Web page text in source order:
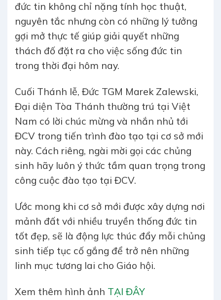
đức tin không chỉ nặng tính học thuật,
nguyên tắc nhưng còn có những lý tưởng
gợi mở thực tế giúp giải quyết những
thách đố đặt ra cho việc sống đức tin
trong thời đại hôm nay.
Cuối Thánh lễ, Đức TGM Marek Zalewski,
Đại diện Tòa Thánh thường trú tại Việt
Nam có lời chúc mừng và nhắn nhủ tới
ĐCV trong tiến trình đào tạo tại cơ sở mới
này. Cách riêng, ngài mời gọi các chủng
sinh hãy luôn ý thức tầm quan trọng trong
công cuộc đào tạo tại ĐCV.
Ước mong khi cơ sở mới được xây dựng nơi
mảnh đất với nhiều truyền thống đức tin
tốt đẹp, sẽ là động lực thúc đẩy mỗi chủng
sinh tiếp tục cố gắng để trở nên những
linh mục tương lai cho Giáo hội.
Xem thêm hình ảnh TẠI ĐÂY